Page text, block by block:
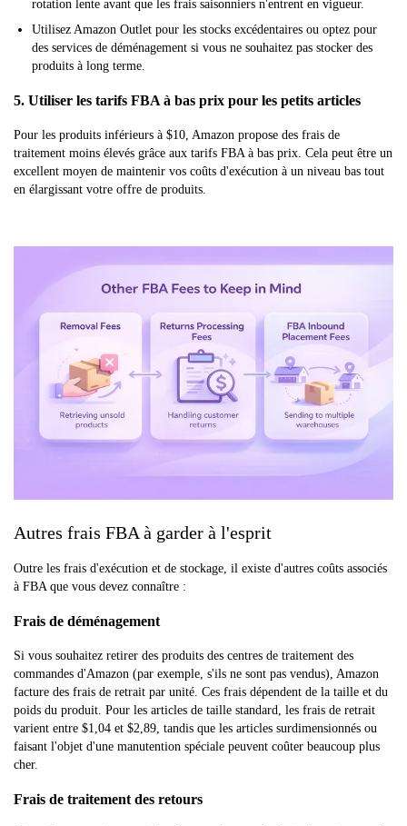
rotation lente avant que les frais saisonniers n'entrent en vigueur.
Utilisez Amazon Outlet pour les stocks excédentaires ou optez pour
des services de déménagement si vous ne souhaitez pas stocker des
produits à long terme.
5. Utiliser les tarifs FBA à bas prix pour les petits articles
Pour les produits inférieurs à $10, Amazon propose des frais de
traitement moins élevés grâce aux tarifs FBA à bas prix. Cela peut être un
excellent moyen de maintenir vos coûts d'exécution à un niveau bas tout
en élargissant votre offre de produits.
Autres frais FBA à garder à l'esprit
Outre les frais d'exécution et de stockage, il existe d'autres coûts associés
à FBA que vous devez connaître :
Frais de déménagement
Si vous souhaitez retirer des produits des centres de traitement des
commandes d'Amazon (par exemple, s'ils ne sont pas vendus), Amazon
facture des frais de retrait par unité. Ces frais dépendent de la taille et du
poids du produit. Pour les articles de taille standard, les frais de retrait
varient entre $1,04 et $2,89, tandis que les articles surdimensionnés ou
faisant l'objet d'une manutention spéciale peuvent coûter beaucoup plus
cher.
Frais de traitement des retours